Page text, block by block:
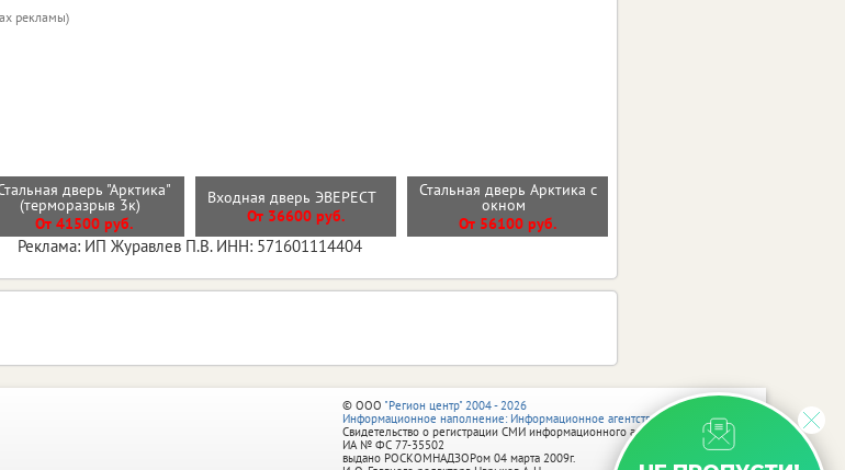
рекламы)
дверь "Арктика"
(терморазрыв 3к)
От 41500 руб.
Входная дверь ЭВЕРЕСТ
От 36600 руб.
Стальная дверь Арктика с
окном
От 56100 руб.
Реклама: ИП Журавлев П.В. ИНН: 571601114404
© ООО "Регион центр" 2004 - 2026
Информационное наполнение: Информационное агентство vRossii.ru
Свидетельство о регистрации СМИ информационного агентства vRossii.ru
ИА № ФС 77‑35502
выдано РОСКОМНАДЗОРом 04 марта 2009г.